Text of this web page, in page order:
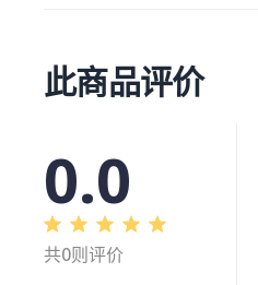
此商品评价
0.0
共0则评价